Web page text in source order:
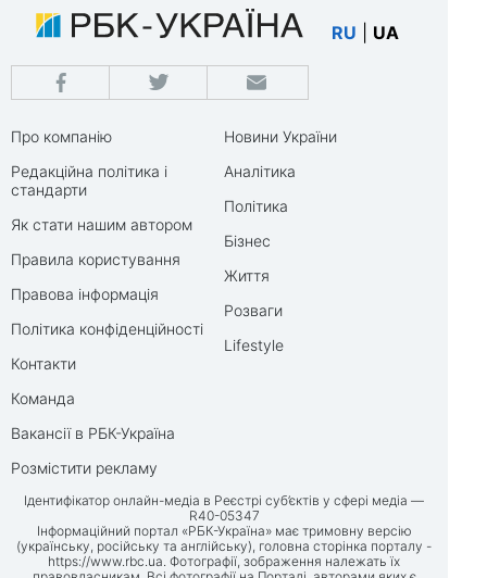
RU UA
Про компанію
Редакційна політика і
стандарти
Як стати нашим автором
Правила користування
Правова інформація
Політика конфіденційності
Контакти
Команда
Вакансії в РБК-Україна
Розмістити рекламу
Новини України
Аналітика
Політика
Бізнес
Життя
Розваги
Lifestyle
Ідентифікатор онлайн-медіа в Реєстрі суб’єктів у сфері медіа —
R40-05347
Інформаційний портал «РБК-Україна» має тримовну версію
(українську, російську та англійську), головна сторінка порталу -
https://www.rbc.ua. Фотографії, зображення належать їх